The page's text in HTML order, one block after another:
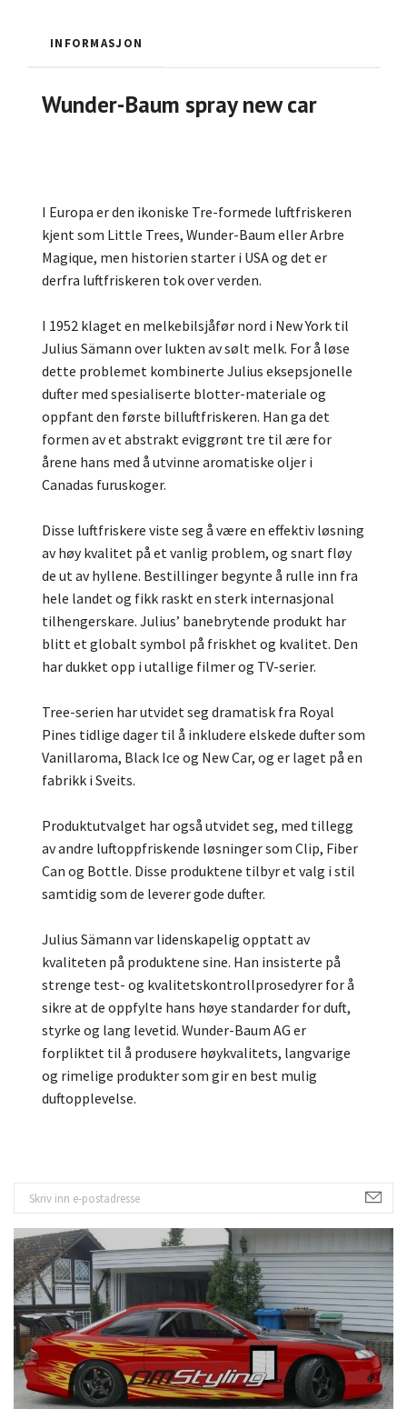
INFORMASJON
Wunder-Baum spray new car
I Europa er den ikoniske Tre-formede luftfriskeren
kjent som Little Trees, Wunder-Baum eller Arbre
Magique, men historien starter i USA og det er
derfra luftfriskeren tok over verden.
I 1952 klaget en melkebilsjåfør nord i New York til
Julius Sämann over lukten av sølt melk. For å løse
dette problemet kombinerte Julius eksepsjonelle
dufter med spesialiserte blotter-materiale og
oppfant den første billuftfriskeren. Han ga det
formen av et abstrakt eviggrønt tre til ære for
årene hans med å utvinne aromatiske oljer i
Canadas furuskoger.
Disse luftfriskere viste seg å være en effektiv løsning
av høy kvalitet på et vanlig problem, og snart fløy
de ut av hyllene. Bestillinger begynte å rulle inn fra
hele landet og fikk raskt en sterk internasjonal
tilhengerskare. Julius’ banebrytende produkt har
blitt et globalt symbol på friskhet og kvalitet. Den
har dukket opp i utallige filmer og TV-serier.
Tree-serien har utvidet seg dramatisk fra Royal
Pines tidlige dager til å inkludere elskede dufter som
Vanillaroma, Black Ice og New Car, og er laget på en
fabrikk i Sveits.
Produktutvalget har også utvidet seg, med tillegg
av andre luftoppfriskende løsninger som Clip, Fiber
Can og Bottle. Disse produktene tilbyr et valg i stil
samtidig som de leverer gode dufter.
Julius Sämann var lidenskapelig opptatt av
kvaliteten på produktene sine. Han insisterte på
strenge test- og kvalitetskontrollprosedyrer for å
sikre at de oppfylte hans høye standarder for duft,
styrke og lang levetid. Wunder-Baum AG er
forpliktet til å produsere høykvalitets, langvarige
og rimelige produkter som gir en best mulig
duftopplevelse.